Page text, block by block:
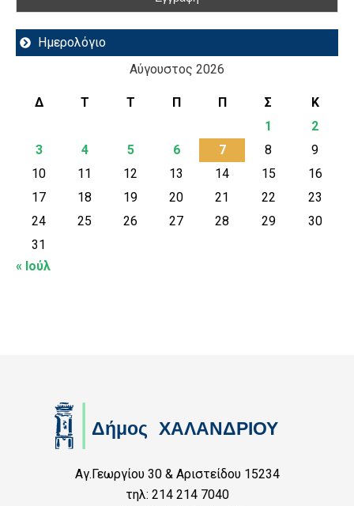
Ημερολόγιο
Αύγουστος 2026
Δ Τ Τ Π Π Σ
Κ
1
2
3
4 5 6 7 8
9
10
11 12 13 14 15
16
17
18 19 20 21 22
23
24
25 26 27 28 29
30
31
« Ιούλ
Αγ.Γεωργίου 30 & Αριστείδου 15234
τηλ: 214 214 7040